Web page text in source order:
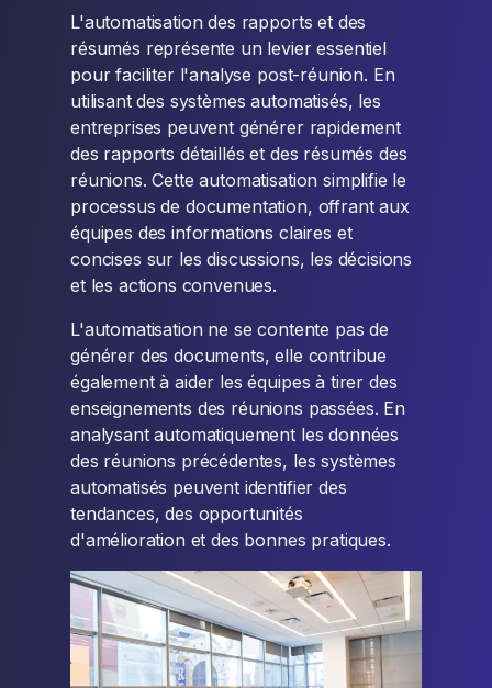
L'automatisation des rapports et des
résumés représente un levier essentiel
pour faciliter l'analyse post-réunion. En
utilisant des systèmes automatisés, les
entreprises peuvent générer rapidement
des rapports détaillés et des résumés des
réunions. Cette automatisation simplifie le
processus de documentation, offrant aux
équipes des informations claires et
concises sur les discussions, les décisions
et les actions convenues.
L'automatisation ne se contente pas de
générer des documents, elle contribue
également à aider les équipes à tirer des
enseignements des réunions passées. En
analysant automatiquement les données
des réunions précédentes, les systèmes
automatisés peuvent identifier des
tendances, des opportunités
d'amélioration et des bonnes pratiques.